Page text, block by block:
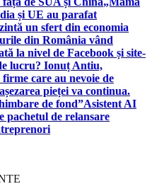
și UE au parafat
un sfert din economia
din România vând
la nivel de Facebook și site-
lucru? Ionuț Antiu,
care au nevoie de
pieței va continua.
de fond”Asistent AI
pachetul de relansare